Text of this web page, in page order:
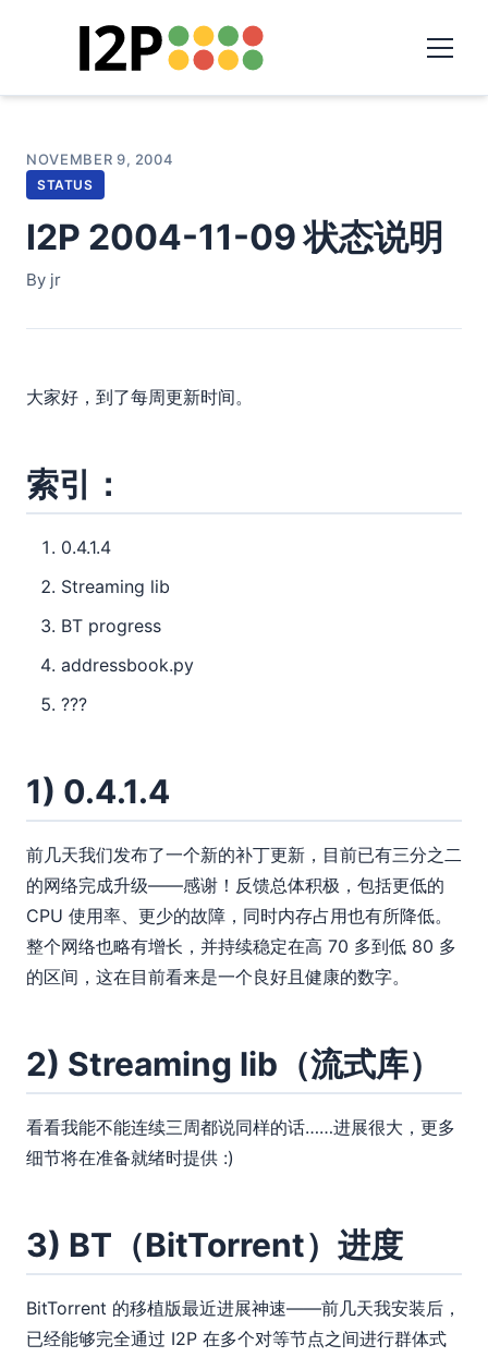
NOVEMBER 9, 2004
STATUS
I2P 2004-11-09 状态说明
By jr
大家好，到了每周更新时间。
索引：
0.4.1.4
Streaming lib
BT progress
addressbook.py
???
1) 0.4.1.4
前几天我们发布了一个新的补丁更新，目前已有三分之二
的网络完成升级——感谢！反馈总体积极，包括更低的
CPU 使用率、更少的故障，同时内存占用也有所降低。
整个网络也略有增长，并持续稳定在高 70 多到低 80 多
的区间，这在目前看来是一个良好且健康的数字。
2) Streaming lib（流式库）
看看我能不能连续三周都说同样的话……进展很大，更多
细节将在准备就绪时提供 :)
3) BT（BitTorrent）进度
BitTorrent 的移植版最近进展神速——前几天我安装后，
已经能够完全通过 I2P 在多个对等节点之间进行群体式